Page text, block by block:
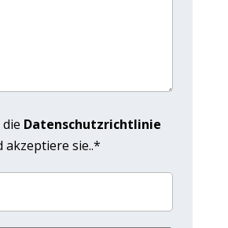
Datenschutzrichtlinie
akzeptiere sie..*